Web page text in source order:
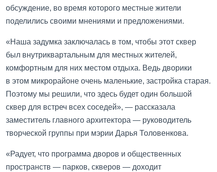
обсуждение, во время которого местные жители
поделились своими мнениями и предложениями.
«Наша задумка заключалась в том, чтобы этот сквер
был внутриквартальным для местных жителей,
комфортным для них местом отдыха. Ведь дворики
в этом микрорайоне очень маленькие, застройка старая.
Поэтому мы решили, что здесь будет один большой
сквер для встреч всех соседей», — рассказала
заместитель главного архитектора — руководитель
творческой группы при мэрии Дарья Толовенкова.
«Радует, что программа дворов и общественных
пространств — парков, скверов — доходит